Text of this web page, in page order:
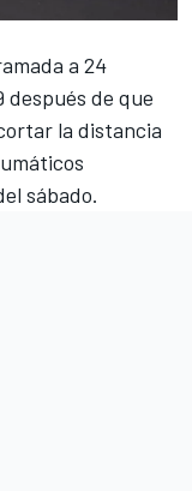
a 24
después de que
la distancia
sábado.